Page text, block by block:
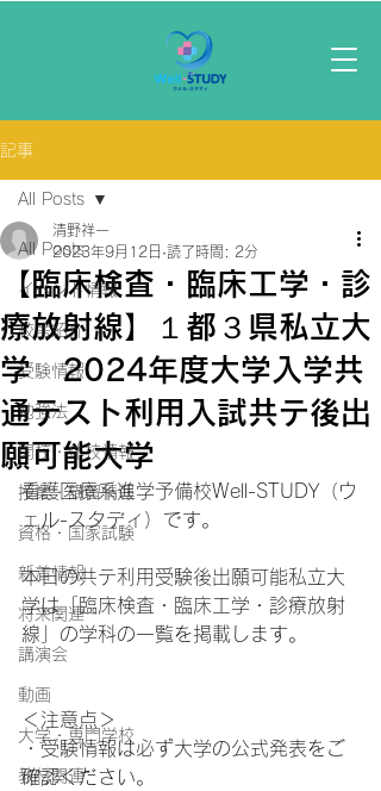
記事
All Posts
イベント情報
校舎紹介
受験情報
勉強法
開校・休校情報
授業・講習情報
資格・国家試験
新着情報
将来関連
講演会
動画
大学・専門学校
教材関連
All Posts
【臨床検査・臨床工学・診
療放射線】１都３県私立大
学 2024年度大学入学共
通テスト利用入試共テ後出
願可能大学
清野祥一
2023年9月12日 読了時間: 2分
看護医療系進学予備校Well-STUDY（ウ
ェル-スタディ）です。
本日の共テ利用受験後出願可能私立大
学は「臨床検査・臨床工学・診療放射
線」の学科の一覧を掲載します。
＜注意点＞
・受験情報は必ず大学の公式発表をご
確認ください。